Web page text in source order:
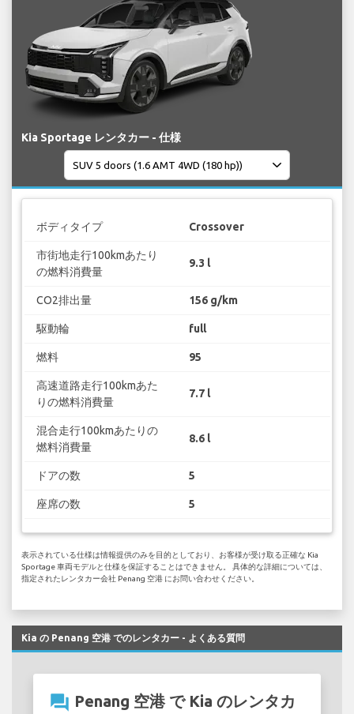
Kia Sportage レンタカー - 仕様
ボディタイプ Crossover
市街地走行100kmあたり
の燃料消費量
9.3 l
CO2排出量 156 g/km
駆動輪 full
燃料 95
高速道路走行100kmあた
りの燃料消費量
7.7 l
混合走行100kmあたりの
燃料消費量
8.6 l
ドアの数 5
座席の数 5
表示されている仕様は情報提供のみを目的としており、お客様が受け取る正確な Kia
Sportage 車両モデルと仕様を保証することはできません。 具体的な詳細については、
指定されたレンタカー会社 Penang 空港 にお問い合わせください。
Kia の Penang 空港 でのレンタカー - よくある質問
question_answer Penang 空港 で Kia のレンタカ